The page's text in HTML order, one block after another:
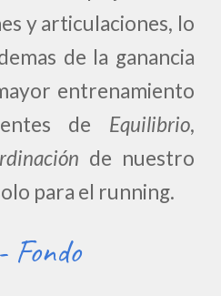
y articulaciones, lo
de la ganancia
entrenamiento
de Equilibrio,
de nuestro
para el running.
Fondo